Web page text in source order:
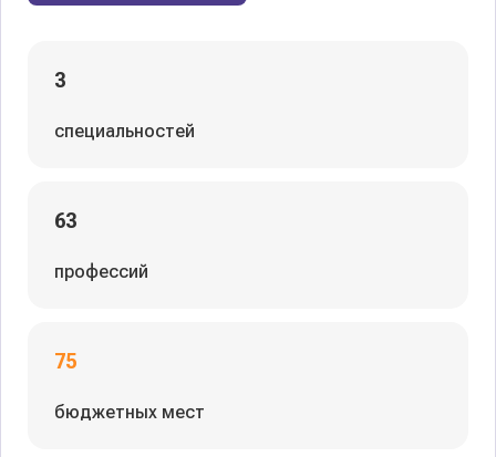
3
специальностей
63
профессий
75
бюджетных мест